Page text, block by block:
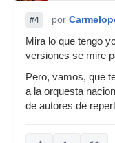
#4 por
Mira lo que tengo
versiones se mire
Pero, vamos, que
a la orquesta
de autores de